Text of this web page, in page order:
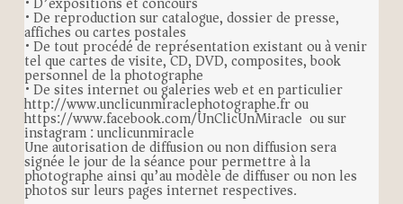
• De reproduction sur catalogue, dossier de presse,
affiches ou cartes postales
• De tout procédé de représentation existant ou à venir
tel que cartes de visite, CD, DVD, composites, book
personnel de la photographe
• De sites internet ou galeries web et en particulier
http://www.unclicunmiraclephotographe.fr ou
https://www.facebook.com/UnClicUnMiracle ou sur
instagram : unclicunmiracle
Une autorisation de diffusion ou non diffusion sera
signée le jour de la séance pour permettre à la
photographe ainsi qu’au modèle de diffuser ou non les
photos sur leurs pages internet respectives.